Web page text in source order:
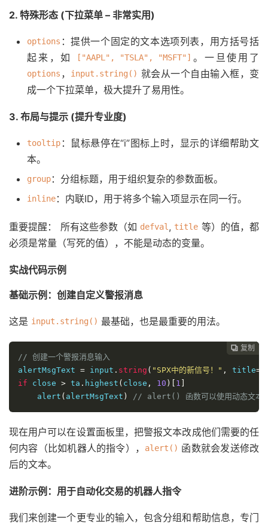
2. 特殊形态 (下拉菜单 – 非常实用)
options ：提供一个固定的文本选项列表，用方括号括
起来，如
["AAPL", "TSLA", "MSFT"] 。一旦使用了
options ， input.string() 就会从一个自由输入框，变
成一个下拉菜单，极大提升了易用性。
3. 布局与提示 (提升专业度)
tooltip ：鼠标悬停在“i”图标上时，显示的详细帮助文
本。
group：分组标题，用于组织复杂的参数面板。
inline：内联ID，用于将多个输入项显示在同一行。
重要提醒： 所有这些参数（如 defval , title 等）的值，都
必须是常量（写死的值），不能是动态的变量。
实战代码示例
基础示例：创建自定义警报消息
这是 input.string() 最基础，也是最重要的用法。
 复制
 复制
 复制
 复制
 复制
 复制
// 创建一个警报消息输入
alertMsgText = input . string ( "SPX中的新信号！" , title=
if close > ta . highest ( close , 10 )[ 1
    alert
( alertMsgText ) // alert() 函数可以使用动态文本
现在用户可以在设置面板里，把警报文本改成他们需要的任
何内容（比如机器人的指令），
alert() 函数就会发送修改
后的文本。
进阶示例：用于自动化交易的机器人指令
我们来创建一个更专业的输入，包含分组和帮助信息，专门